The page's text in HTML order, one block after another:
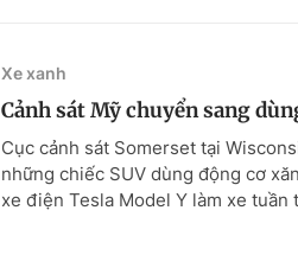
Xe xanh
Cảnh sát Mỹ chuyển sang
Cục cảnh sát Somerset tại
những chiếc SUV dùng động cơ
xe điện Tesla Model Y làm xe tuần